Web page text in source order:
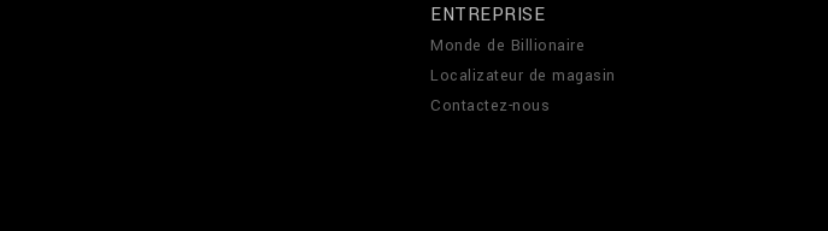
ENTREPRISE
Monde de Billionaire
Localizateur de magasin
Contactez-nous